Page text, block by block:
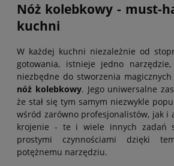
Nóż kolebkowy - must-
kuchni
W każdej kuchni niezależnie od
gotowania, istnieje jedno
niezbędne do stworzenia
nóż kolebkowy. Jego uniwersalne
że stał się tym samym niezwykle
wśród zarówno profesjonalistów, jak i
krojenie - te i wiele innych zadań
prostymi czynnościami dzięki
potężnemu narzędziu.